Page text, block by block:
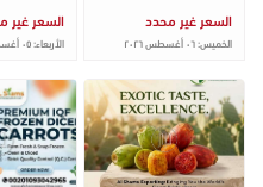
السعر غير محدد
الخميس: ٠٦ أغسطس ٢٠٢٦
السعر غير
الأربعاء: ٠٥ أغسطس ٢٠٢٦